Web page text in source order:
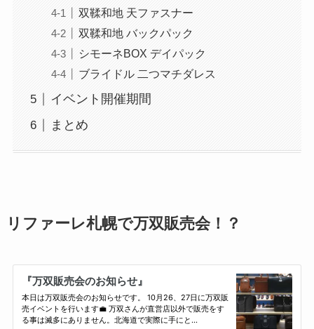
双鞣和地 天ファスナー
双鞣和地 バックパック
シモーネBOX デイパック
ブライドル 二つマチダレス
イベント開催期間
まとめ
リファーレ札幌で万双販売会！？